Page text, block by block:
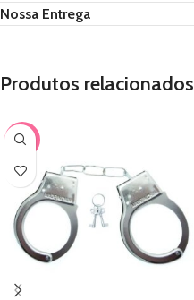
Nossa Entrega
Produtos relacionados
-17%